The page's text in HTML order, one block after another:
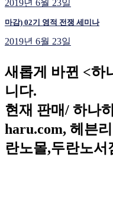
2019년 6월 23일
마감) 02기 영적 전쟁 세미나
2019년 6월 23일
새롭게 바뀐 <하
니다.
현재 판매/ 하나
haru.com, 헤븐
란노몰,두란노